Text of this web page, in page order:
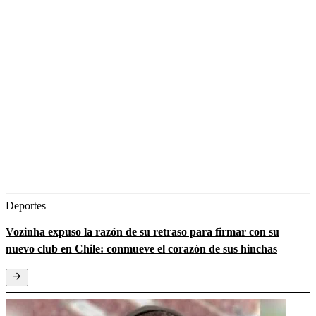
Deportes
Vozinha expuso la razón de su retraso para firmar con su
nuevo club en Chile: conmueve el corazón de sus hinchas